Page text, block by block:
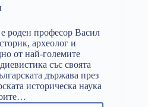
роден професор Васил
археолог и
от най-големите
със своята
държава през
историческа наука